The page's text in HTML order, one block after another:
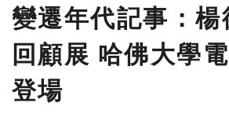
變遷年代記事：
回顧展 哈佛大學
登場